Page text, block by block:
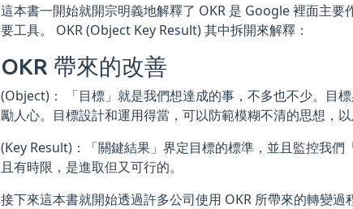
這本書一開始就開宗明義地解釋了 OKR 是 Google 裡面主
要工具。 OKR (Object Key Result) 其中拆開來解釋：
OKR 帶來的改善
(Object)： 「目標」就是我們想達成的事，不多也不少。目
勵人心。目標設計和運用得當，可以防範模糊不清的思想，以
(Key Result)：「關鍵結果」界定目標的標準，並且監控我
且有時限，是進取但又可行的。
接下來這本書就開始透過許多公司使用 OKR 所帶來的轉變過